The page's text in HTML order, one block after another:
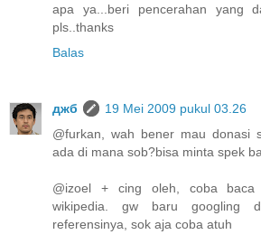
apa ya...beri pencerahan yang
pls..thanks
Balas
джб
19 Mei 2009 pukul 03.26
@furkan, wah bener mau donasi
ada di mana sob?bisa minta spek
@izoel + cing oleh, coba
wikipedia. gw baru googling
referensinya, sok aja coba atuh